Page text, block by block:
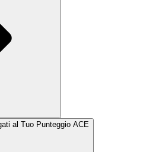
al Tuo Punteggio ACE